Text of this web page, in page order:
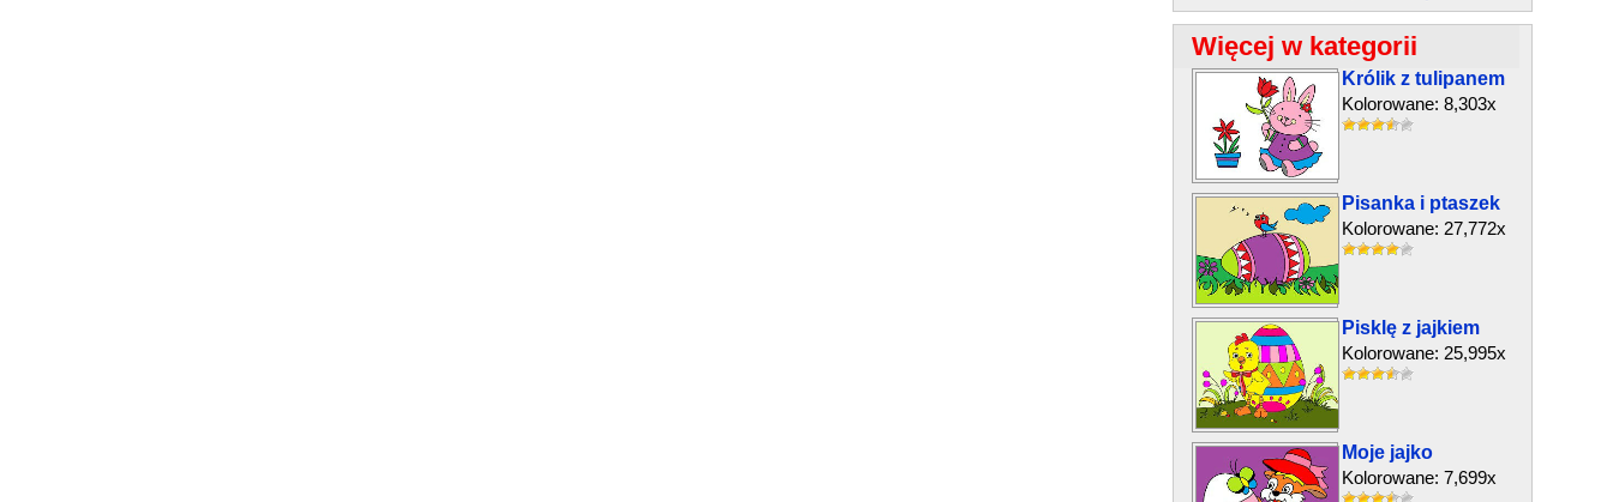
Więcej w kategorii
Królik z tulipanem
Kolorowane: 8,303x
Pisanka i ptaszek
Kolorowane: 27,772x
Pisklę z jajkiem
Kolorowane: 25,995x
Moje jajko
Kolorowane: 7,699x